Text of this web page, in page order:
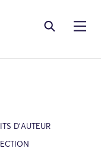
D’AUTEUR